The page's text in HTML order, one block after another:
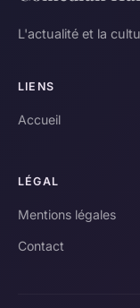
L'actualité et la
LIENS
Accueil
LÉGAL
Mentions légales
Contact